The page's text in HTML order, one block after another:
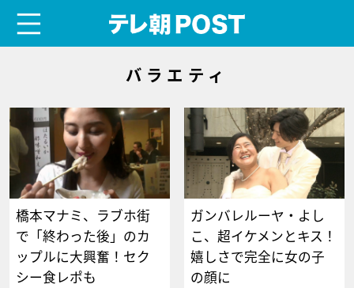
バラエティ
橋本マナミ、ラブホ街
で「終わった後」のカ
ップルに大興奮！セク
シー食レポも
ガンバレルーヤ・よし
こ、超イケメンとキス！
嬉しさで完全に女の子
の顔に